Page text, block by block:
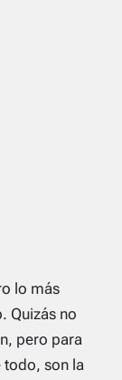
lo más
Quizás no
pero para
todo, son la